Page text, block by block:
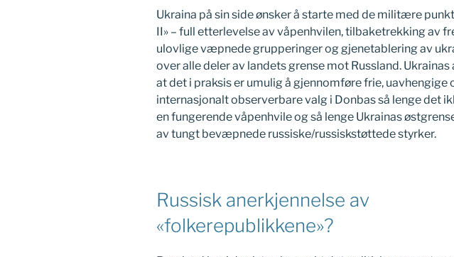
Ukraina på sin side ønsker å starte med de militære
II» – full etterlevelse av våpenhvilen, tilbaketrekking av
ulovlige væpnede grupperinger og gjenetablering av
over alle deler av landets grense mot Russland.
at det i praksis er umulig å gjennomføre frie, uavhengige
internasjonalt observerbare valg i Donbas så lenge det
en fungerende våpenhvile og så lenge Ukrainas
av tungt bevæpnede russiske/russiskstøttede styrker.
Russisk anerkjennelse av
«folkerepublikkene»?